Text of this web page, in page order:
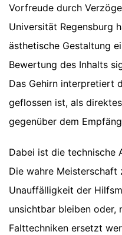
Vorfreude durch
Universität Regensburg
ästhetische Gestaltung
Bewertung des Inhalts
Das Gehirn interpretiert
geflossen ist, als
gegenüber dem
Dabei ist die technische
Die wahre Meisterschaft
Unauffälligkeit der
unsichtbar bleiben oder,
Falttechniken ersetzt